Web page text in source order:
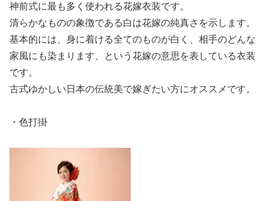
神前式に最も多く使われる花嫁衣装です。
清らかなものの象徴である白は花嫁の純真さを示します。
基本的には、身に着ける全てのものが白く、相手のどんな
家風にも染まります、という花嫁の意思を表している衣装
です。
古式ゆかしい日本の伝統美で嫁ぎたい方にオススメです。
・色打掛